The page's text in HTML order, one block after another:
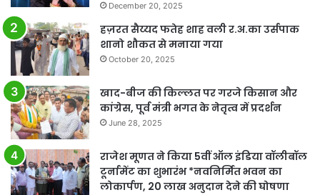
December 20, 2025
हज़रत सैय्यद फतेह शाह वली र.अ.का उर्सपाक
शानो शौकत से मनाया गया
October 20, 2025
खाद-बीज की किल्लत पर गरजे किसान और
कांग्रेस, पूर्व मंत्री भगत के नेतृत्व में प्रदर्शन
June 28, 2025
राजेश मूणत ने किया 5वीं ऑल इंडिया वॉलीबॉल
टूर्नामेंट का शुभारंभ *नवनिर्मित भवन का
लोकार्पण, 20 लाख अनुदान देने की घोषणा